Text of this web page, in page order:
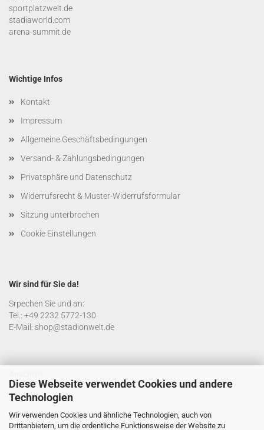
Diese Webseite verwendet Cookies und andere
Technologien
Wir verwenden Cookies und ähnliche Technologien, auch von
Drittanbietern, um die ordentliche Funktionsweise der Website zu
sportplatzwelt.de
stadiaworld.com
arena-summit.de
Wichtige Infos
Kontakt
Impressum
Allgemeine Geschäftsbedingungen
Versand- & Zahlungsbedingungen
Privatsphäre und Datenschutz
Widerrufsrecht & Muster-Widerrufsformular
Sitzung unterbrochen
Cookie Einstellungen
Wir sind für Sie da!
Srpechen Sie und an:
Tel.: +49 2232 5772-130
E-Mail: shop@stadionwelt.de
Schloßstraße 23
50321 Brühl
Deutschland